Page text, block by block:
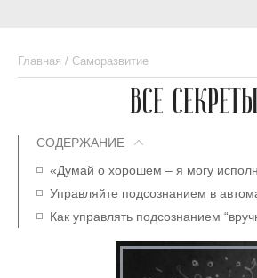
Главная / Саморазвитие
ВСЕ
СОДЕРЖАНИЕ
«Думай о хорошем – я могу
Управляйте подсознанием в
Как управлять подсознанием